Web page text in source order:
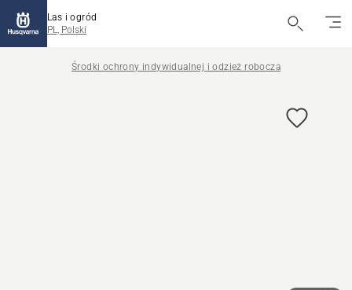
Las i ogród
PL, Polski
Środki ochrony indywidualnej i odzież robocza